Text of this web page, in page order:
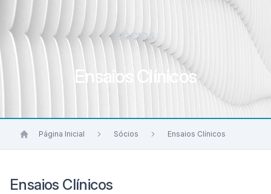
SÓCIOS
Ensaios Clínicos
Página Inicial Sócios Ensaios Clínicos
Ensaios Clínicos